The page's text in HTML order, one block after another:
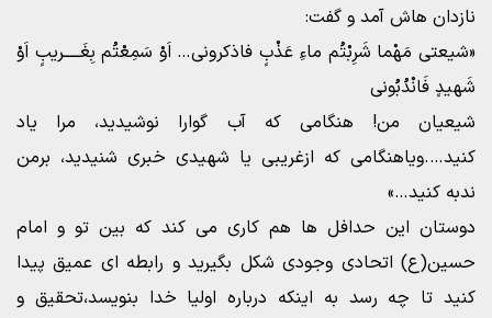
نازدان هاش آمد و گفت:
«شیعتی مَهْما شَرِبْتُم ماءِ عَذْبٍ فاذکرونی… اَوْ سَمِعْتُم بِغَـــــریبٍ اَوْ
شَهیدٍ فَانْدُبُونی
شیعیان من! هنگامی که آب گوارا نوشیدید، مرا یاد
کنید….ویاهنگامی که ازغریبی یا شهیدی خبری شنیدید، برمن
ندبه کنید…»
دوستان این حدافل ها هم کاری می کند که بین تو و امام
حسین(ع) اتحادی وجودی شکل بگیرید و رابطه ای عمیق پیدا
کنید تا چه رسد به اینکه درباره اولیا خدا بنویسد،تحقیق و